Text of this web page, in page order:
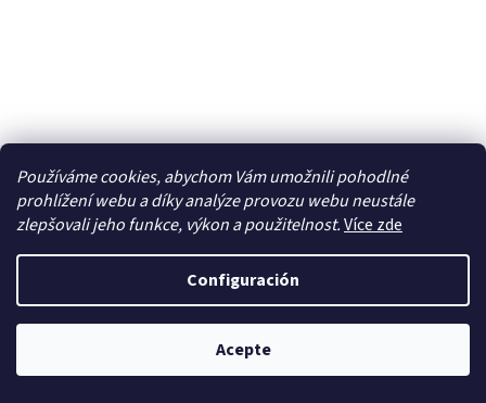
Používáme cookies, abychom Vám umožnili pohodlné
prohlížení webu a díky analýze provozu webu neustále
zlepšovali jeho funkce, výkon a použitelnost.Více zde
Configuración
Acepte